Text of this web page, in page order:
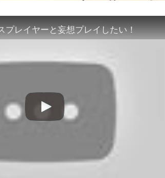
プレイヤーと妄想プレイしたい！